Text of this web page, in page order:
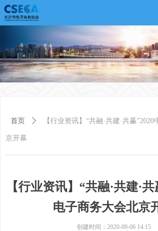
【行业资讯】“共融·共建·
电子商务大会北京
首页 ꄲ 【行业资讯】“共融·共建·共赢
京开幕
创建时间： 2020-09-06 14:15